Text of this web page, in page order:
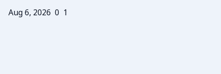
Aug 6, 2026 0 1